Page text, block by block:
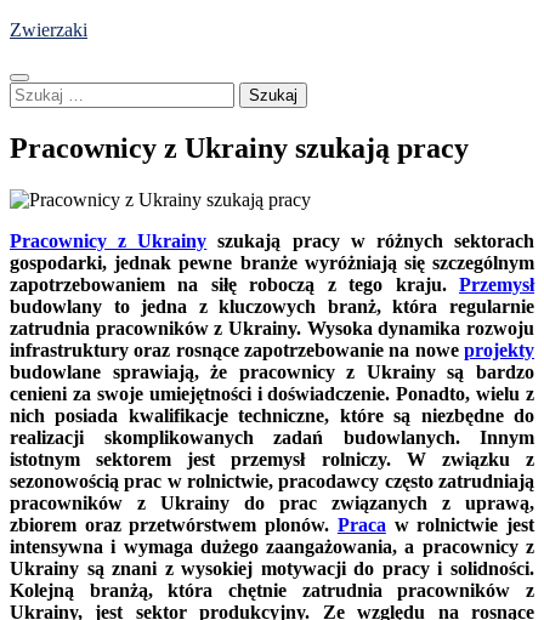
Skip
content
Zwierzaki
Szukaj:
Pracownicy z Ukrainy szukają pracy
Pracownicy z Ukrainy szukają pracy w różnych sektorach
gospodarki, jednak pewne branże wyróżniają się szczególnym
zapotrzebowaniem na siłę roboczą z tego kraju. Przemysł
budowlany to jedna z kluczowych branż, która regularnie
zatrudnia pracowników z Ukrainy. Wysoka dynamika rozwoju
infrastruktury oraz rosnące zapotrzebowanie na nowe projekty
budowlane sprawiają, że pracownicy z Ukrainy są bardzo
cenieni za swoje umiejętności i doświadczenie. Ponadto, wielu z
nich posiada kwalifikacje techniczne, które są niezbędne do
realizacji skomplikowanych zadań budowlanych. Innym
istotnym sektorem jest przemysł rolniczy. W związku z
sezonowością prac w rolnictwie, pracodawcy często zatrudniają
pracowników z Ukrainy do prac związanych z uprawą,
zbiorem oraz przetwórstwem plonów. Praca w rolnictwie jest
intensywna i wymaga dużego zaangażowania, a pracownicy z
Ukrainy są znani z wysokiej motywacji do pracy i solidności.
Kolejną branżą, która chętnie zatrudnia pracowników z
Ukrainy, jest sektor produkcyjny. Ze względu na rosnące